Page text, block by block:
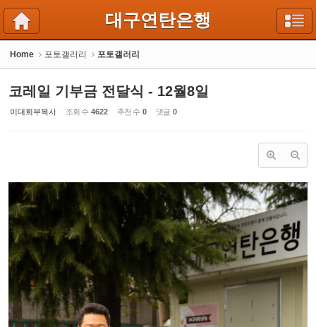
대구연탄은행
Home 포토갤러리 포토갤러리
코레일 기부금 전달식 - 12월8일
이대희부목사 조회 수 4622 추천 수 0 댓글 0